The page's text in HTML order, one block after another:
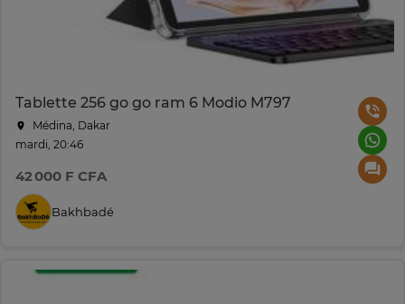
Tablette 256 go go ram 6 Modio M797
Médina, Dakar
mardi, 20:46
42 000 F CFA
Bakhbadé